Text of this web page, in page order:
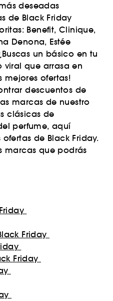
deseadas
de Black Friday
Benefit, Clinique,
Denona, Estée
un básico en tu
que arrasa en
mejores ofertas!
descuentos de
marcas de nuestro
clásicas de
perfume, aquí
de Black Friday.
marcas que podrás
Friday
Friday